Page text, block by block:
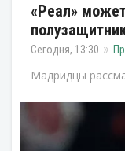
«Реал»
Сегодня, 13:30
Мадридцы